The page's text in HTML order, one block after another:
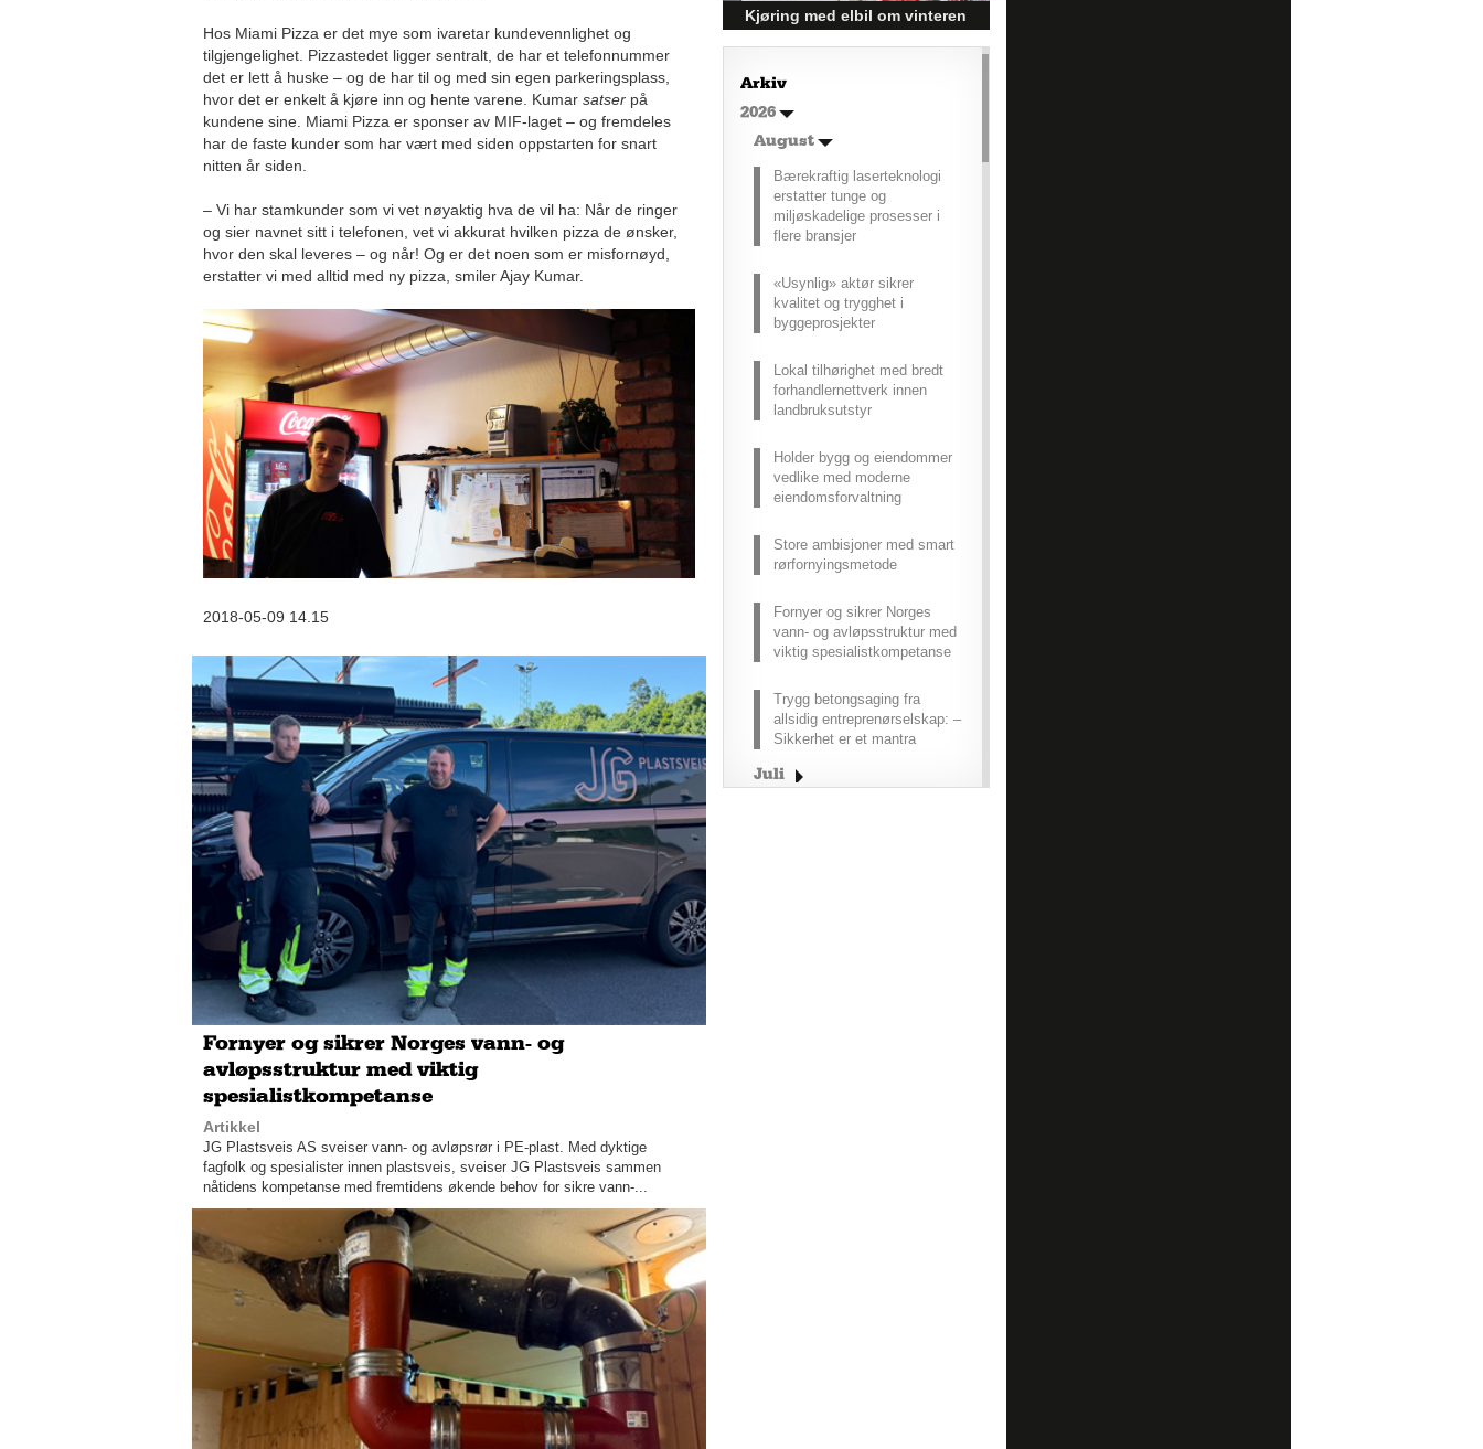
Hos Miami Pizza er det mye som ivaretar kundevennlighet og
tilgjengelighet. Pizzastedet ligger sentralt, de har et telefonnummer
det er lett å huske – og de har til og med sin egen parkeringsplass,
hvor det er enkelt å kjøre inn og hente varene. Kumar satser på
kundene sine. Miami Pizza er sponser av MIF-laget – og fremdeles
har de faste kunder som har vært med siden oppstarten for snart
nitten år siden.
– Vi har stamkunder som vi vet nøyaktig hva de vil ha: Når de ringer
og sier navnet sitt i telefonen, vet vi akkurat hvilken pizza de ønsker,
hvor den skal leveres – og når! Og er det noen som er misfornøyd,
erstatter vi med alltid med ny pizza, smiler Ajay Kumar.
2018-05-09 14.15
Fornyer og sikrer Norges vann- og
avløpsstruktur med viktig
spesialistkompetanse
Artikkel
JG Plastsveis AS sveiser vann- og avløpsrør i PE-plast. Med dyktige
fagfolk og spesialister innen plastsveis, sveiser JG Plastsveis sammen
nåtidens kompetanse med fremtidens økende behov for sikre vann-...
Kjøring med elbil om vinteren
– hvordan få bedre
rekkevidde?
Elbiler (EV) representerer
fremtiden for transport, men deres
effektivitet under utfordrende
utfordring.
Arkiv
2026
August
Bærekraftig laserteknologi
erstatter tunge og
miljøskadelige prosesser i
flere bransjer
«Usynlig» aktør sikrer
kvalitet og trygghet i
byggeprosjekter
Lokal tilhørighet med bredt
forhandlernettverk innen
landbruksutstyr
Holder bygg og eiendommer
vedlike med moderne
eiendomsforvaltning
Store ambisjoner med smart
rørfornyingsmetode
Fornyer og sikrer Norges
vann- og avløpsstruktur med
viktig spesialistkompetanse
Trygg betongsaging fra
allsidig entreprenørselskap: –
Sikkerhet er et mantra
Juli